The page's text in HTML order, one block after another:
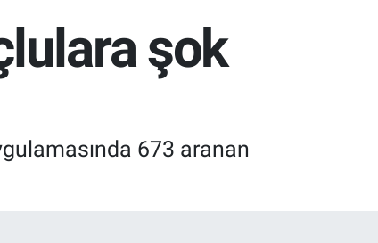
şok
673 aranan